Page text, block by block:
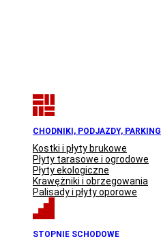
CHODNIKI, PODJAZDY, PARKINGI
Kostki i płyty brukowe
Płyty tarasowe i ogrodowe
Płyty ekologiczne
Krawężniki i obrzegowania
Palisady i płyty oporowe
STOPNIE SCHODOWE